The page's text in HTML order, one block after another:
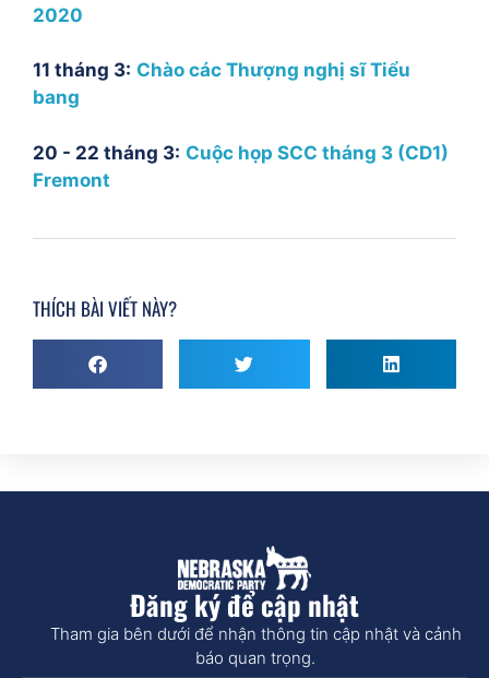
2020
11 tháng 3: Chào các Thượng nghị sĩ Tiểu
bang
20 - 22 tháng 3: Cuộc họp SCC tháng 3 (CD1)
Fremont
THÍCH BÀI VIẾT NÀY?
Đăng ký để cập nhật
Tham gia bên dưới để nhận thông tin cập nhật và cảnh
báo quan trọng.